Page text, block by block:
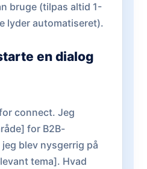
bruge (tilpas altid 1-
lyder automatiseret).
en dialog
connect. Jeg
for B2B-
blev nysgerrig på
tema]. Hvad